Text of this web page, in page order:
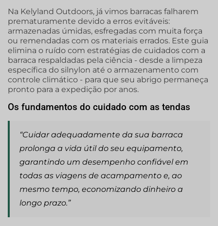
Na Kelyland Outdoors, já vimos barracas falharem
prematuramente devido a erros evitáveis:
armazenadas úmidas, esfregadas com muita força
ou remendadas com os materiais errados. Este guia
elimina o ruído com estratégias de cuidados com a
barraca respaldadas pela ciência - desde a limpeza
específica do silnylon até o armazenamento com
controle climático - para que seu abrigo permaneça
pronto para a expedição por anos.
Os fundamentos do cuidado com as tendas
“Cuidar adequadamente da sua barraca
prolonga a vida útil do seu equipamento,
garantindo um desempenho confiável em
todas as viagens de acampamento e, ao
mesmo tempo, economizando dinheiro a
longo prazo.”